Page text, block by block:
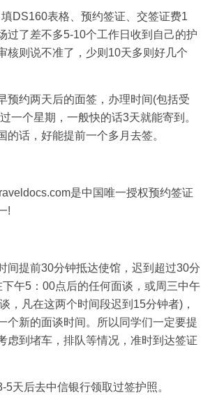
DS160表格、预约签证、交签证费1
过了差不多5-10个工作日收到自己的护
核则说不准了，少则10天多则好几个
预约两天后的面签，办理时间(包括受
一个星期，一般快的话3天就能寄到。
的话，好能提前一个多月去签。
是中国唯一授权预约签证
!
间提前30分钟抵达使馆，迟到超过30分
午5：00点后的任何面谈，或周三中午
，凡在这两个时间段迟到15分钟者)，
个新的面谈时间。所以同学们一定要提
虑到堵车，排队等情况，准时到达签证
5天后去中信银行领取过签护照。